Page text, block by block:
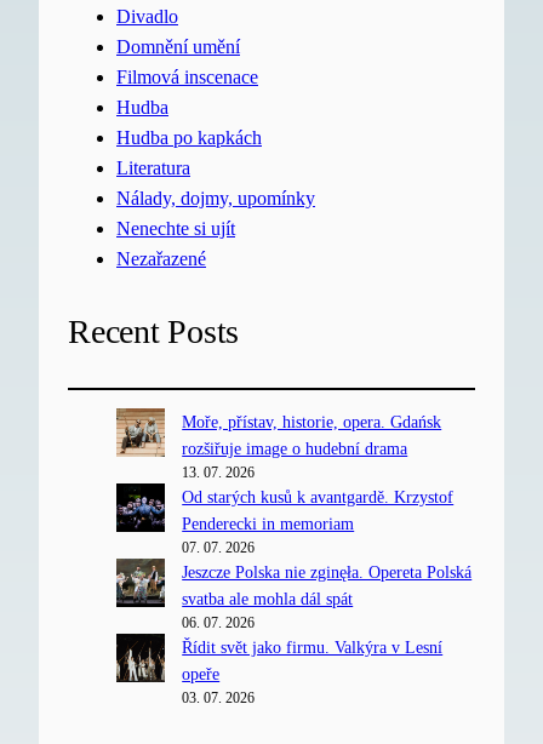
Divadlo
Domnění umění
Filmová inscenace
Hudba
Hudba po kapkách
Literatura
Nálady, dojmy, upomínky
Nenechte si ujít
Nezařazené
Recent Posts
Moře, přístav, historie, opera. Gdańsk
rozšiřuje image o hudební drama
13. 07. 2026
Od starých kusů k avantgardě. Krzystof
Penderecki in memoriam
07. 07. 2026
Jeszcze Polska nie zginęła. Opereta Polská
svatba ale mohla dál spát
06. 07. 2026
Řídit svět jako firmu. Valkýra v Lesní
opeře
03. 07. 2026